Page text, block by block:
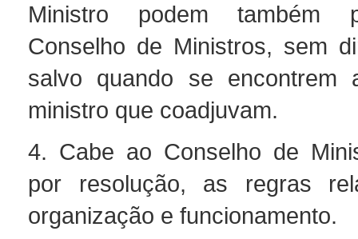
Ministro podem também
Conselho de Ministros, sem
salvo quando se encontrem
ministro que coadjuvam.
4. Cabe ao Conselho de
por resolução, as regras
organização e funcionamento.